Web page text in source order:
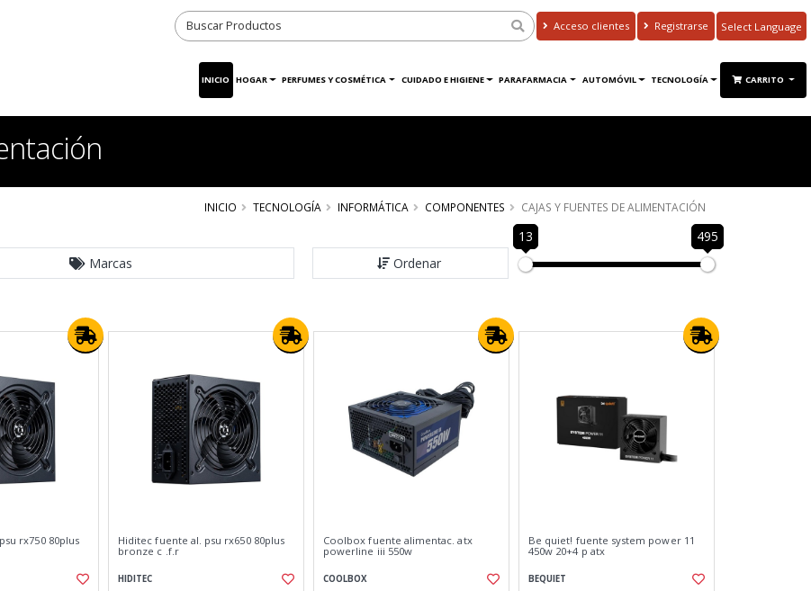
Acceso clientes Registrarse
Translate
INICIO HOGAR PERFUMES Y COSMÉTICA CUIDADO E HIGIENE PARAFARMACIA AUTOMÓVIL TECNOLOGÍA CARRITO
INICIO TECNOLOGÍA INFORMÁTICA COMPONENTES CAJAS Y FUENTES DE ALIMENTACIÓN
Marcas Ordenar
13 495
rx750 80plus
Hiditec fuente al. psu rx650 80plus
bronze c .f.r
HIDITEC
Coolbox fuente alimentac. atx
powerline iii 550w
COOLBOX
Be quiet! fuente system power 11
450w 20+4 p atx
BEQUIET